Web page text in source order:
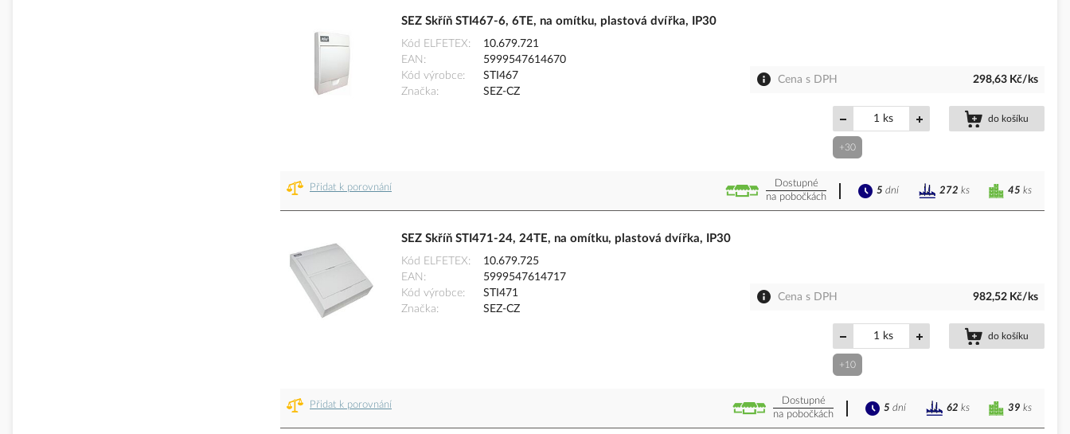
SEZ Skříň STI467-6, 6TE, na omítku, plastová dvířka, IP30
Kód ELFETEX
10.679.721
EAN
5999547614670
Kód výrobce
STI467
Značka
SEZ-CZ
Cena s DPH 298,63 Kč/ks
ks do košíku
+30
Přidat k porovnání
Dostupné
na pobočkách
45 ks
5 dní 272 ks
SEZ Skříň STI471-24, 24TE, na omítku, plastová dvířka, IP30
Kód ELFETEX
10.679.725
EAN
5999547614717
Kód výrobce
STI471
Značka
SEZ-CZ
Cena s DPH 982,52 Kč/ks
ks do košíku
+10
Přidat k porovnání
Dostupné
na pobočkách
39 ks
5 dní 62 ks